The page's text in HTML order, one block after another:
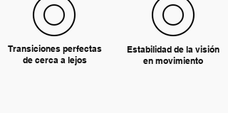
Transiciones perfectas
de cerca a lejos
Estabilidad de la visión
en movimiento